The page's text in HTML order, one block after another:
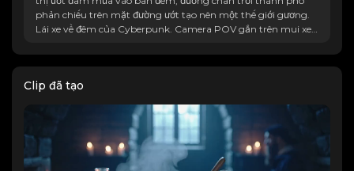
phản chiếu trên mặt đường ướt tạo nên một thế giới gương.
Lái xe về đêm của Cyberpunk. Camera POV gắn trên mui xe
khiển, đèn đường chiếu vào các vệt sáng trên đầu. Những giọt
hiệu ứng tỏa sáng dạng sao, đèn giao thông chuyển từ màu
lên màu cam mời gọi chuyển tiếp. Góc rộng 24mm với sự
biến dạng ống kính có chủ ý, sự phân tách màu lục lam mát
mẻ và màu hổ phách ấm áp, Thúc đẩy bầu không khí neon-
noir của phim.
Clip đã tạo